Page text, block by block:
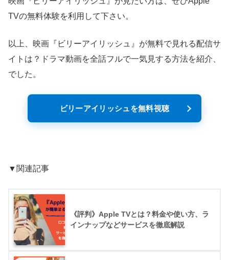
TVの無料体験を利用して下さい。
以上、映画『ビリーアイリッシュ』が無料で見れる配信サ
イトは？ドラマ動画を全話フルで一気見する方法を紹介、
でした。
ビリーアイリッシュを無料視聴
▼関連記事
《評判》Apple TVとは？料金や使い方、ラ
インナップなどサービスを徹底解説